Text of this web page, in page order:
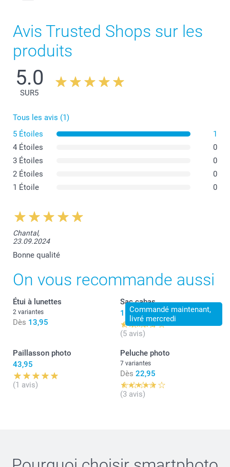
Avis Trusted Shops sur les
produits
5.0
SUR5
Tous les avis (1)
5 Étoiles
1
4 Étoiles
0
3 Étoiles
0
2 Étoiles
0
1 Étoile
0
Chantal,
23.09.2024
Bonne qualité
On vous recommande aussi
Étui à lunettes
2 variantes
Dès 13,95
Commandé maintenant,
livré mercredi
Sac cabas
16,95
(5 avis)
Paillasson photo
43,95
(1 avis)
Peluche photo
7 variantes
Dès 22,95
(3 avis)